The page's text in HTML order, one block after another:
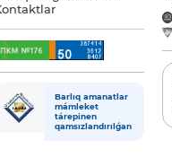
Barlıq amanatlar
mámleket
tárepinen
qamsızlandırılǵan